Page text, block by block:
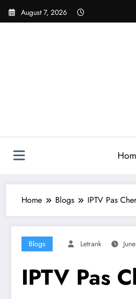
Skip
August 7, 2026
Home Blogs IPTV Pas
Blogs Letrank
IPTV Pas